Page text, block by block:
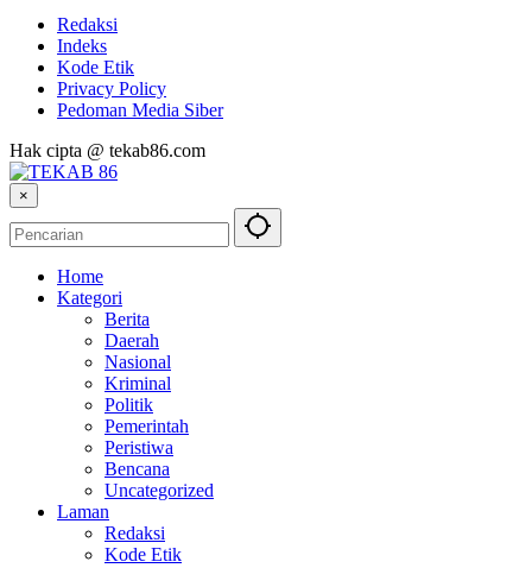
Redaksi
Indeks
Kode Etik
Privacy Policy
Pedoman Media Siber
Hak cipta @ tekab86.com
×
Home
Kategori
Berita
Daerah
Nasional
Kriminal
Politik
Pemerintah
Peristiwa
Bencana
Uncategorized
Laman
Redaksi
Kode Etik